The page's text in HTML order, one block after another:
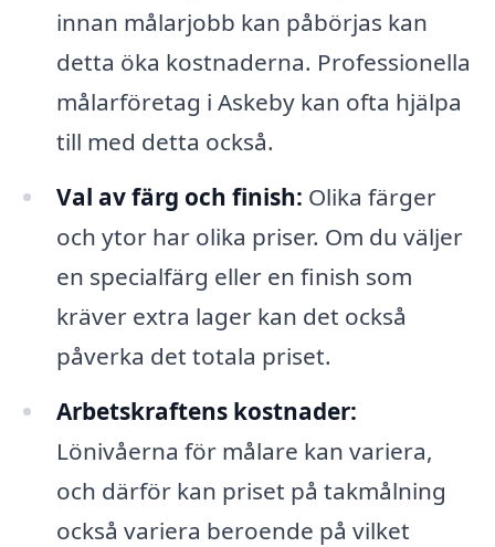
innan målarjobb kan påbörjas kan
detta öka kostnaderna. Professionella
målarföretag i Askeby kan ofta hjälpa
till med detta också.
Val av färg och finish: Olika färger
och ytor har olika priser. Om du väljer
en specialfärg eller en finish som
kräver extra lager kan det också
påverka det totala priset.
Arbetskraftens kostnader:
Lönivåerna för målare kan variera,
och därför kan priset på takmålning
också variera beroende på vilket